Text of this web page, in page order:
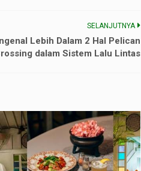
SELANJUTNYA
Lebih Dalam 2 Hal Pelican
dalam Sistem Lalu Lintas